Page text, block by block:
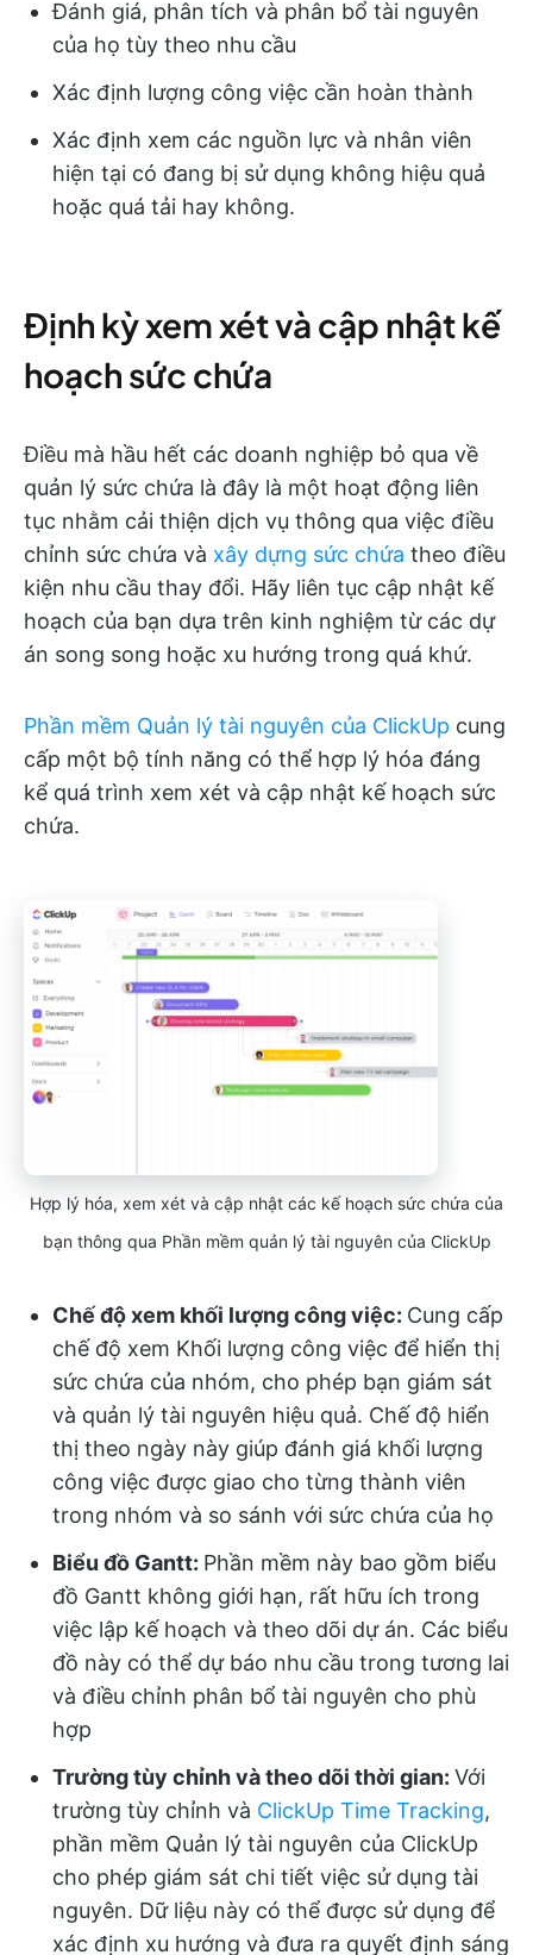
Đánh giá, phân tích và phân bổ tài nguyên
của họ tùy theo nhu cầu
Xác định lượng công việc cần hoàn thành
Xác định xem các nguồn lực và nhân viên
hiện tại có đang bị sử dụng không hiệu quả
hoặc quá tải hay không.
Định kỳ xem xét và cập nhật kế
hoạch sức chứa
Điều mà hầu hết các doanh nghiệp bỏ qua về
quản lý sức chứa là đây là một hoạt động liên
tục nhằm cải thiện dịch vụ thông qua việc điều
chỉnh sức chứa và xây dựng sức chứa theo điều
kiện nhu cầu thay đổi. Hãy liên tục cập nhật kế
hoạch của bạn dựa trên kinh nghiệm từ các dự
án song song hoặc xu hướng trong quá khứ.
Phần mềm Quản lý tài nguyên của ClickUp cung
cấp một bộ tính năng có thể hợp lý hóa đáng
kể quá trình xem xét và cập nhật kế hoạch sức
chứa.
Hợp lý hóa, xem xét và cập nhật các kế hoạch sức chứa của
bạn thông qua Phần mềm quản lý tài nguyên của ClickUp
Chế độ xem khối lượng công việc: Cung cấp
chế độ xem Khối lượng công việc để hiển thị
sức chứa của nhóm, cho phép bạn giám sát
và quản lý tài nguyên hiệu quả. Chế độ hiển
thị theo ngày này giúp đánh giá khối lượng
công việc được giao cho từng thành viên
trong nhóm và so sánh với sức chứa của họ
Biểu đồ Gantt: Phần mềm này bao gồm biểu
đồ Gantt không giới hạn, rất hữu ích trong
việc lập kế hoạch và theo dõi dự án. Các biểu
đồ này có thể dự báo nhu cầu trong tương lai
và điều chỉnh phân bổ tài nguyên cho phù
hợp
Trường tùy chỉnh và theo dõi thời gian: Với
trường tùy chỉnh và ClickUp Time Tracking,
phần mềm Quản lý tài nguyên của ClickUp
cho phép giám sát chi tiết việc sử dụng tài
nguyên. Dữ liệu này có thể được sử dụng để
xác định xu hướng và đưa ra quyết định sáng